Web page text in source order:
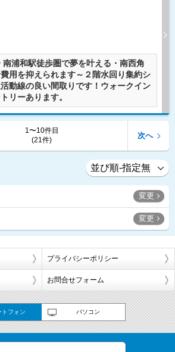
浦和駅徒歩圏で夢を叶える・南西角
用を抑えられます～２階水回り集約シ
動線の良い間取りです！ウォークイン
リーあります。
1〜10件目
(21件)
次へ
変更
変更
プライバシーポリシー
お問合せフォーム
トフォン パソコン